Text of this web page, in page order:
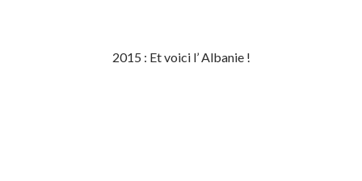
2015 : Et voici l’ Albanie !